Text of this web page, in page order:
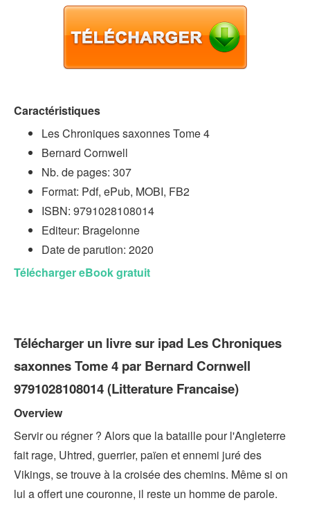
Caractéristiques
Les Chroniques saxonnes Tome 4
Bernard Cornwell
Nb. de pages: 307
Format: Pdf, ePub, MOBI, FB2
ISBN: 9791028108014
Editeur: Bragelonne
Date de parution: 2020
Télécharger eBook gratuit
Télécharger un livre sur ipad Les Chroniques
saxonnes Tome 4 par Bernard Cornwell
9791028108014 (Litterature Francaise)
Overview
Servir ou régner ? Alors que la bataille pour l'Angleterre
fait rage, Uhtred, guerrier, païen et ennemi juré des
Vikings, se trouve à la croisée des chemins. Même si on
lui a offert une couronne, il reste un homme de parole.